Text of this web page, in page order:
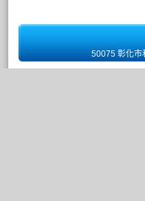
50075 彰化市